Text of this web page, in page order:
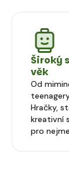
Široký
věk
Od
Hračky,
kreativní
pro